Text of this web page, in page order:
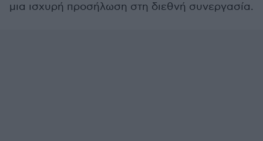
μια ισχυρή προσήλωση στη διεθνή συνεργασία.